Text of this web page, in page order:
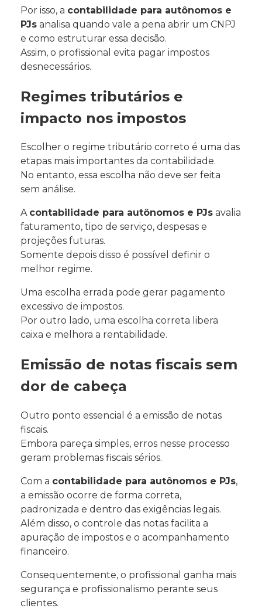
Por isso, a contabilidade para autônomos e
PJs analisa quando vale a pena abrir um CNPJ
e como estruturar essa decisão.
Assim, o profissional evita pagar impostos
desnecessários.
Regimes tributários e
impacto nos impostos
Escolher o regime tributário correto é uma das
etapas mais importantes da contabilidade.
No entanto, essa escolha não deve ser feita
sem análise.
A contabilidade para autônomos e PJs avalia
faturamento, tipo de serviço, despesas e
projeções futuras.
Somente depois disso é possível definir o
melhor regime.
Uma escolha errada pode gerar pagamento
excessivo de impostos.
Por outro lado, uma escolha correta libera
caixa e melhora a rentabilidade.
Emissão de notas fiscais sem
dor de cabeça
Outro ponto essencial é a emissão de notas
fiscais.
Embora pareça simples, erros nesse processo
geram problemas fiscais sérios.
Com a contabilidade para autônomos e PJs,
a emissão ocorre de forma correta,
padronizada e dentro das exigências legais.
Além disso, o controle das notas facilita a
apuração de impostos e o acompanhamento
financeiro.
Consequentemente, o profissional ganha mais
segurança e profissionalismo perante seus
clientes.